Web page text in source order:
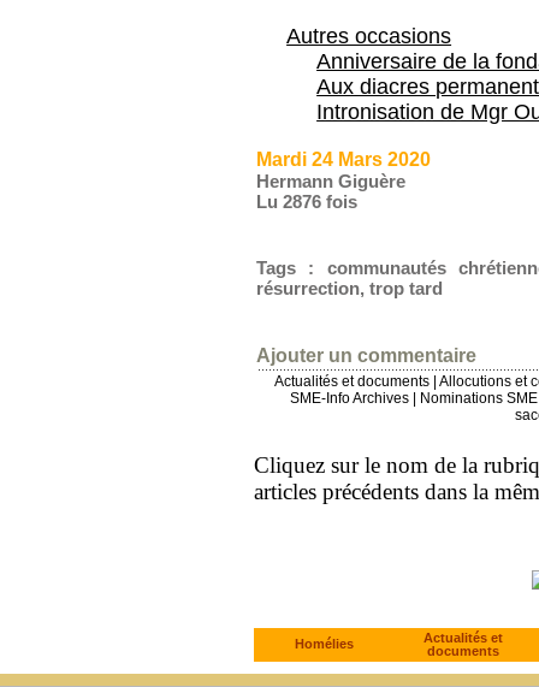
Autres occasions
Anniversaire de la
Aux diacres
Intronisation de Mgr
Mardi 24 Mars 2020
Hermann Giguère
Lu 2876 fois
Tags : communautés
résurrection,trop tard
Ajouter un commentaire
Actualités et documents
Allocutions et
SME-Info Archives
Nominations
Cliquez sur le nom de la
articles précédents dans la
Homélies
Actualités et
documents